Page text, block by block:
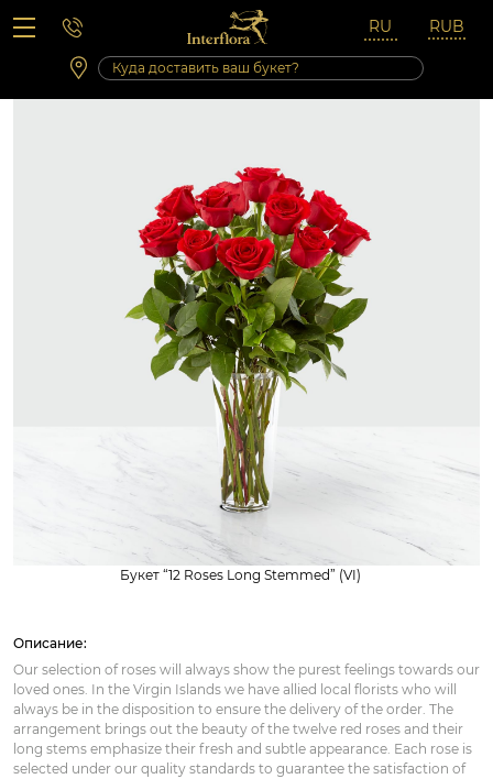
Вопросы-ответы
Сб 10:00 ‐ 14:00
Выходные и праздничные дни
Букет “12 Roses Long Stemmed” (VI)
Описание:
Our selection of roses will always show the purest feelings towards our
loved ones. In the Virgin Islands we have allied local florists who will
always be in the disposition to ensure the delivery of the order. The
arrangement brings out the beauty of the twelve red roses and their
long stems emphasize their fresh and subtle appearance. Each rose is
selected under our quality standards to guarantee the satisfaction of